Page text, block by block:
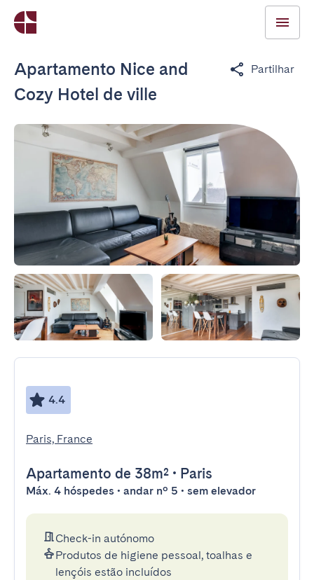
Apartamento Nice and
Cozy Hotel de ville
Partilhar
4.4
Paris, France
Apartamento de 38m² • Paris
Máx. 4 hóspedes • andar nº 5 • sem elevador
Check-in autónomo
Produtos de higiene pessoal, toalhas e
lençóis estão incluídos